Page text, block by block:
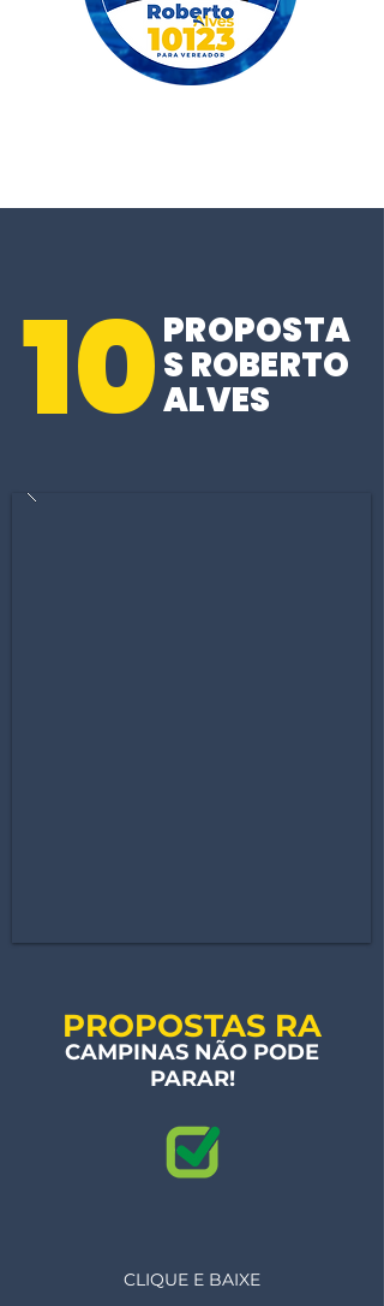
10 PROPOSTA
S ROBERTO
ALVES
PROPOSTAS RA
CAMPINAS NÃO PODE
PARAR!
CLIQUE E BAIXE